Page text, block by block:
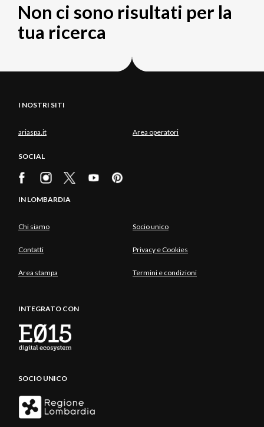
Non ci sono risultati per la
tua ricerca
I NOSTRI SITI
ariaspa.it Area operatori
SOCIAL
IN LOMBARDIA
Chi siamo Socio unico
Contatti Privacy e Cookies
Area stampa Termini e condizioni
INTEGRATO CON
SOCIO UNICO